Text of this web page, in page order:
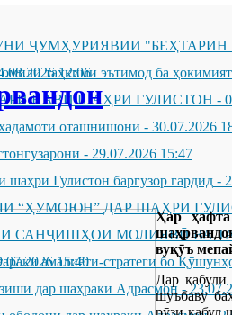
ҶУМҲУРИЯВИИ
12:06
таҳкими эътимод ба
НАВИ ШАҲРИ ГУЛИСТОН -
оташнишонӣ - 30.07.2026
- 29.07.2026 15:47
Гулистон баргузор гардид -
“ҲУМОЮН” ДАР ШАҲРИ
САНҶИШҲОИ МОЛИЯВӢ ВА
15:40
амалиётӣ-стратегӣ бо
дар шаҳраки Адрасмон -
Ҳар
вуқӯъ
Дар
шуъбаву
рӯзи қабул